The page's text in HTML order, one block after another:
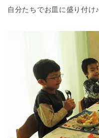
自分たちでお皿に盛り付け♪